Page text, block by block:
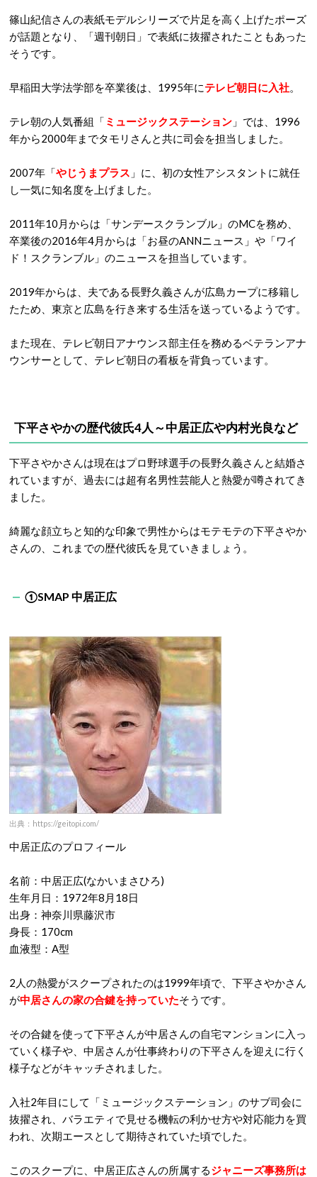
篠山紀信さんの表紙モデルシリーズで片足を高く上げたポーズ
が話題となり、「週刊朝日」で表紙に抜擢されたこともあった
そうです。
早稲田大学法学部を卒業後は、 1995年にテレビ朝日に入社。
テレ朝の人気番組「 ミュージックステーション 」では、 1996
年から2000年までタモリさんと共に司会を担当しました。
2007年「やじうまプラス 」に、初の女性アシスタントに就任
し一気に知名度を上げました。
2011年10 月からは「サンデースクランブル」のMCを務め、
卒業後の2016年4月からは「お昼のANNニュース」や「ワイ
ド！スクランブル」のニュースを担当しています。
2019年からは、夫である長野久義さんが広島カープに移籍し
たため、東京と広島を行き来する生活を送っているようです。
また現在、テレビ朝日アナウンス部主任を務めるベテランアナ
ウンサーとして、テレビ朝日の看板を背負っています。
下平さやかの歴代彼氏4人～中居正広や内村光良など
下平さやかさんは現在はプロ野球選手の長野久義さんと結婚さ
れていますが、過去には超有名男性芸能人と熱愛が噂されてき
ました。
綺麗な顔立ちと知的な印象で男性からはモテモテの下平さやか
さんの、これまでの歴代彼氏を見ていきましょう。
①SMAP 中居正広
出典：https://geitopi.com/
中居正広のプロフィール
名前：中居正広(なかいまさひろ)
生年月日：1972年8月18日
出身：神奈川県藤沢市
身長：170cm
血液型：A型
2 人の熱愛がスクープされたのは1999年頃で、下平さやかさん
が中居さんの家の合鍵を持っていたそうです。
その合鍵を使って下平さんが中居さんの自宅マンションに入っ
ていく様子や、中居さんが仕事終わりの下平さんを迎えに行く
様子などがキャッチされました。
入社2年目にして「ミュージックステーション」のサブ司会に
抜擢され、バラエティで見せる機転の利かせ方や対応能力を買
われ、次期エースとして期待されていた頃でした。
このスクープに、中居正広さんの所属するジャニーズ事務所は